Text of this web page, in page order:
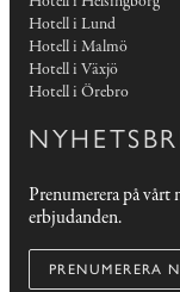
Hotell i Lund
Hotell i Malmö
Hotell i Växjö
Hotell i Örebro
Prenumerera på
erbjudanden.
PRENUMERERA